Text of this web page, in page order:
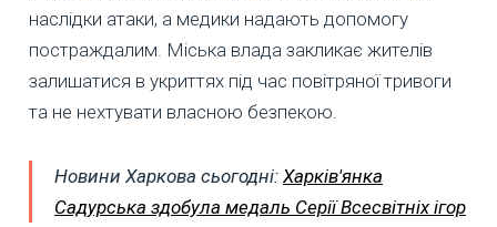
наслідки атаки, а медики надають допомогу
постраждалим. Міська влада закликає жителів
залишатися в укриттях під час повітряної тривоги
та не нехтувати власною безпекою.
Новини Харкова сьогодні: Харків'янка
Садурська здобула медаль Серії Всесвітніх ігор